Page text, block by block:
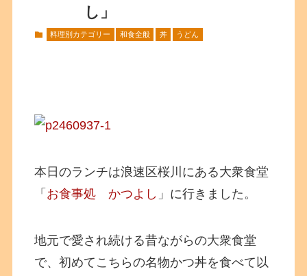
し」
料理別カテゴリー 和食全般 丼 うどん
本日のランチは浪速区桜川にある大衆食堂
「 お食事処 かつよし 」に行きました。
地元で愛され続ける昔ながらの大衆食堂
で、初めてこちらの名物かつ丼を食べて以